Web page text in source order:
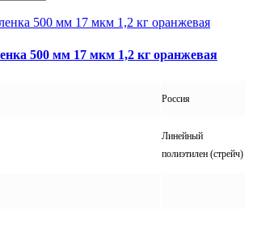
500 мм 17 мкм 1,2 кг оранжевая
Россия
Линейный
полиэтилен (стрейч)